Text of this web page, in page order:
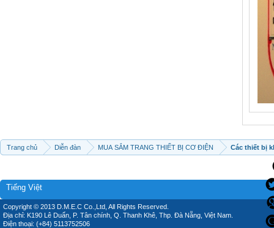
Trang chủ Diễn đàn MUA SẮM TRANG THIẾT BỊ CƠ ĐIỆN Các thiết bị
Tiếng Việt
Copyright © 2013 D.M.E.C Co.,Ltd, All Rights Reserved.
Địa chỉ: K190 Lê Duẩn, P. Tân chính, Q. Thanh Khê, Thp. Đà Nẵng, Việt Nam.
Điện thoại: (+84) 5113752506